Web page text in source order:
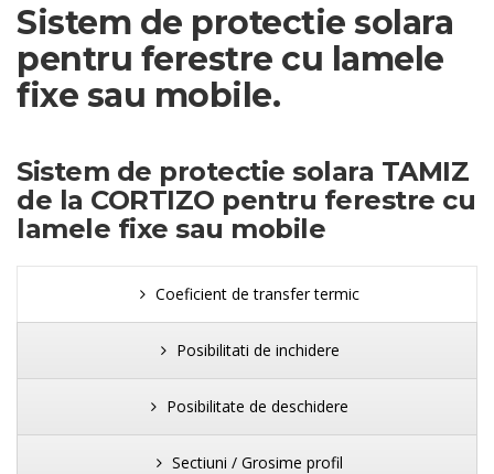
Sistem de protectie solara
pentru ferestre cu lamele
fixe sau mobile.
Sistem de protectie solara TAMIZ
de la CORTIZO pentru ferestre cu
lamele fixe sau mobile
Coeficient de transfer termic
Posibilitati de inchidere
Posibilitate de deschidere
Sectiuni / Grosime profil